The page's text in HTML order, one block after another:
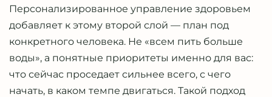
Персонализированное управление здоровьем
добавляет к этому второй слой — план под
конкретного человека. Не «всем пить больше
воды», а понятные приоритеты именно для вас:
что сейчас проседает сильнее всего, с чего
начать, в каком темпе двигаться. Такой подход